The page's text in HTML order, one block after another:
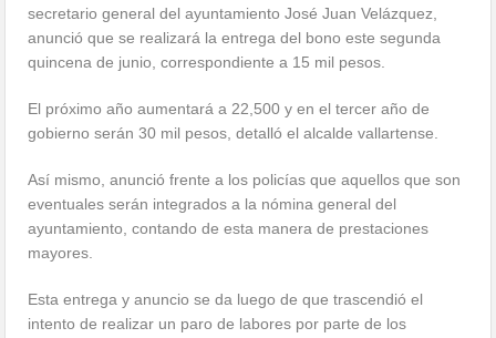
secretario general del ayuntamiento José Juan Velázquez,
anunció que se realizará la entrega del bono este segunda
quincena de junio, correspondiente a 15 mil pesos.
El próximo año aumentará a 22,500 y en el tercer año de
gobierno serán 30 mil pesos, detalló el alcalde vallartense.
Así mismo, anunció frente a los policías que aquellos que son
eventuales serán integrados a la nómina general del
ayuntamiento, contando de esta manera de prestaciones
mayores.
Esta entrega y anuncio se da luego de que trascendió el
intento de realizar un paro de labores por parte de los